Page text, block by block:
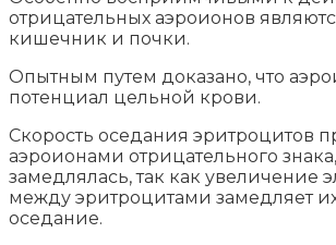
отрицательных аэроионов
кишечник и почки.
Опытным путем доказано, что
потенциал цельной крови.
Скорость оседания эритроцитов
аэроионами отрицательного
замедлялась, так как увеличение
между эритроцитами замедляет
оседание.